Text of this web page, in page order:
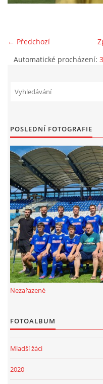
STARŠÍ PŘÍPRAVKA R 2012
ARCHÍV
DOTACE
ičo
č.ú.
© 2026
← Předchozí
Automatické procházení: 3
POSLEDNÍ FOTOGRAFIE
Nezařazené
FOTOALBUM
Mladší žáci
2020